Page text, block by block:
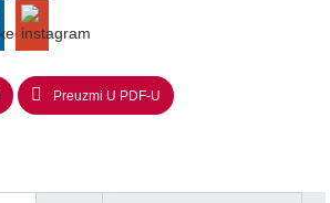
Preuzmi U PDF-U